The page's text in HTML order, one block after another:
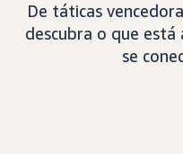
De táticas
descubra o que está
se